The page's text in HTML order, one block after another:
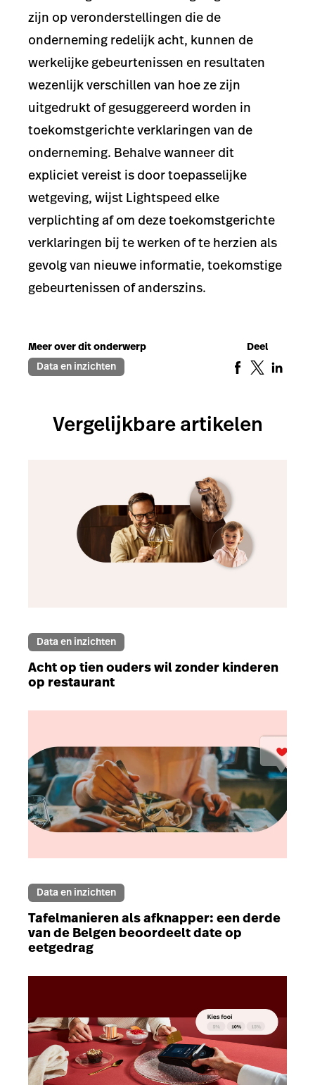
zijn op veronderstellingen die de
onderneming redelijk acht, kunnen de
werkelijke gebeurtenissen en resultaten
wezenlijk verschillen van hoe ze zijn
uitgedrukt of gesuggereerd worden in
toekomstgerichte verklaringen van de
onderneming. Behalve wanneer dit
expliciet vereist is door toepasselijke
wetgeving, wijst Lightspeed elke
verplichting af om deze toekomstgerichte
verklaringen bij te werken of te herzien als
gevolg van nieuwe informatie, toekomstige
gebeurtenissen of anderszins.
Meer over dit onderwerp
Data en inzichten
Deel
Vergelijkbare artikelen
Data en inzichten
Acht op tien ouders wil zonder kinderen
op restaurant
Data en inzichten
Tafelmanieren als afknapper: een derde
van de Belgen beoordeelt date op
eetgedrag